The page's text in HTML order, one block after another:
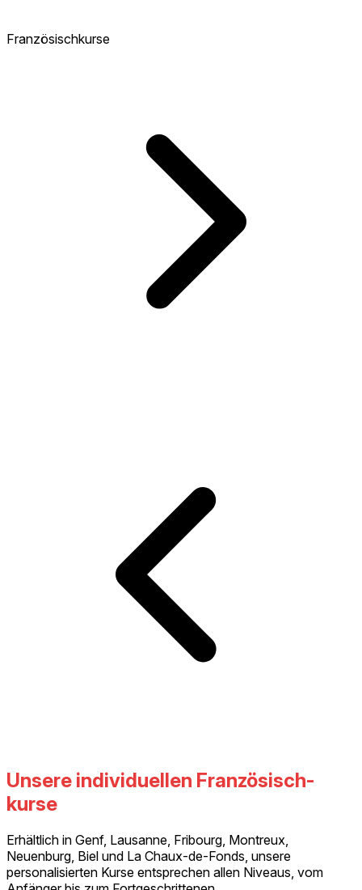
Französischkurse
Unsere individuellen Französisch-
kurse
Erhältlich in Genf, Lausanne, Fribourg, Montreux,
Neuenburg, Biel und La Chaux-de-Fonds, unsere
personalisierten Kurse entsprechen allen Niveaus, vom